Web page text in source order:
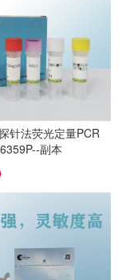
针法荧光定量PCR
副本